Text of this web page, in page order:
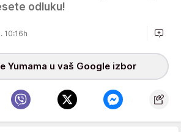
odluku!
10:16h
Yumama u vaš Google izbor